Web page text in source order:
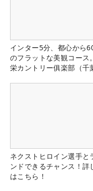
インター5分、都心から
のフラットな美観コース
栄カントリー俱楽部（千
ネクストヒロイン選手と
ンドできるチャンス！詳
はこちら！